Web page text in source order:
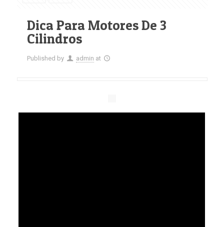
Dica Para Motores De 3
Cilindros
Published by admin at